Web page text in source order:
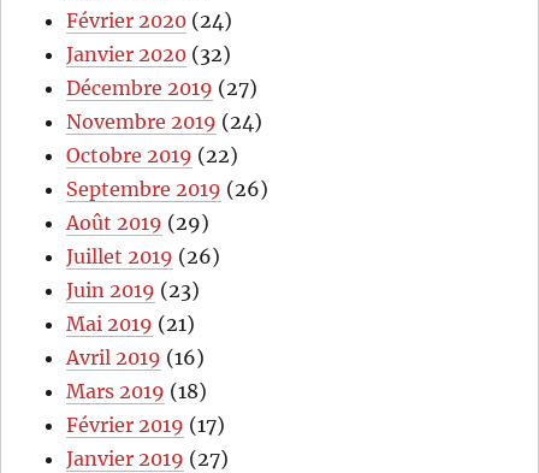
Février 2020 (24)
Janvier 2020 (32)
Décembre 2019 (27)
Novembre 2019 (24)
Octobre 2019 (22)
Septembre 2019 (26)
Août 2019 (29)
Juillet 2019 (26)
Juin 2019 (23)
Mai 2019 (21)
Avril 2019 (16)
Mars 2019 (18)
Février 2019 (17)
Janvier 2019 (27)